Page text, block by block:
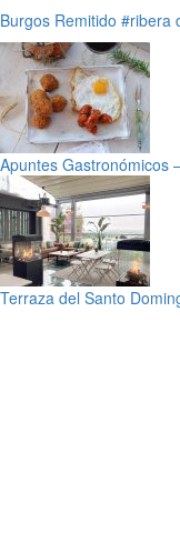
Burgos Remitido #ribera
Apuntes Gastronómicos
Terraza del Santo